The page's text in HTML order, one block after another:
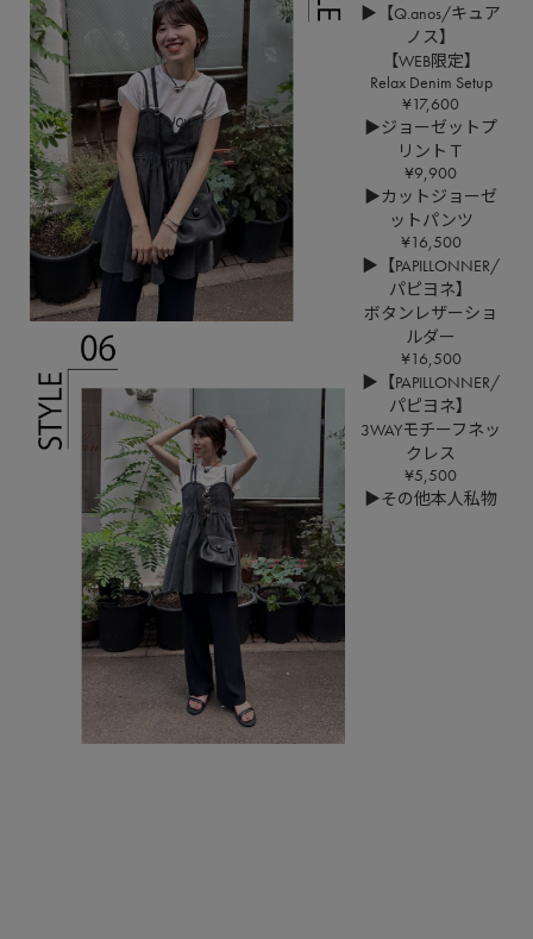
▶【Q.anos/キュア
ノス】
【WEB限定】
Relax Denim Setup
¥17,600
▶ジョーゼットプ
リントＴ
¥9,900
▶カットジョーゼ
ットパンツ
¥16,500
▶【PAPILLONNER/
パピヨネ】
ボタンレザーショ
ルダー
¥16,500
▶【PAPILLONNER/
パピヨネ】
3WAYモチーフネッ
クレス
¥5,500
▶その他本人私物